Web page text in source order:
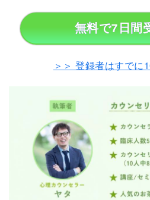
無料で7日間
＞＞ 登録者はすでに